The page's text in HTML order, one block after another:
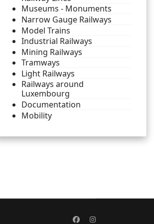
Museums - Monuments
Narrow Gauge Railways
Model Trains
Industrial Railways
Mining Railways
Tramways
Light Railways
Railways around
Luxembourg
Documentation
Mobility